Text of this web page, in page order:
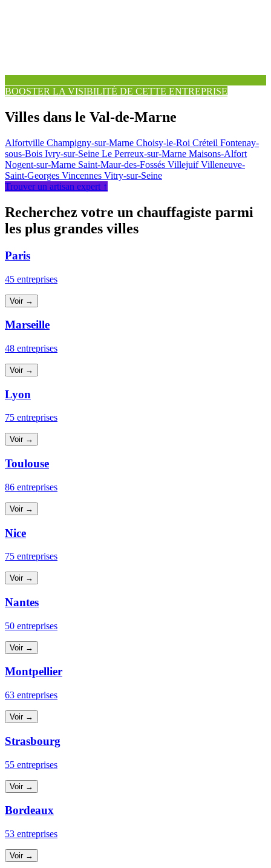
BOOSTER LA VISIBILITÉ DE CETTE ENTREPRISE
Villes dans le Val-de-Marne
Alfortville Champigny-sur-Marne Choisy-le-Roi Créteil Fontenay-
sous-Bois Ivry-sur-Seine Le Perreux-sur-Marne Maisons-Alfort
Nogent-sur-Marne Saint-Maur-des-Fossés VillejuifVilleneuve-
Saint-Georges Vincennes Vitry-sur-Seine
Trouver un artisan expert ↑
Recherchez votre un chauffagiste parmi
les plus grandes villes
Paris
45 entreprises
Voir →
Marseille
48 entreprises
Voir →
Lyon
75 entreprises
Voir →
Toulouse
86 entreprises
Voir →
Nice
75 entreprises
Voir →
Nantes
50 entreprises
Voir →
Montpellier
63 entreprises
Voir →
Strasbourg
55 entreprises
Voir →
Bordeaux
53 entreprises
Voir →